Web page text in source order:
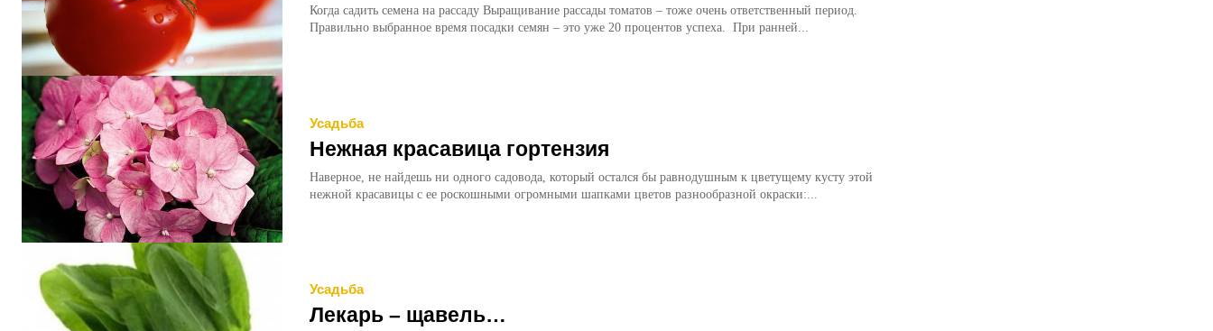
Когда садить семена на рассаду Выращивание рассады томатов – тоже очень ответственный период.
Правильно выбранное время посадки семян – это уже 20 процентов успеха. При ранней...
Усадьба
Нежная красавица гортензия
Наверное, не найдешь ни одного садовода, который остался бы равнодушным к цветущему кусту этой
нежной красавицы с ее роскошными огромными шапками цветов разнообразной окраски:...
Усадьба
Лекарь – щавель…